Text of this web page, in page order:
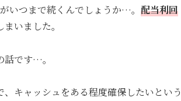
いつまで続くんでしょうか…。 配当利回
いました。
です…。
キャッシュをある程度確保したいという